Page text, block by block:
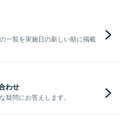
一覧を実施日の新しい順に掲載
わせ
疑問にお答えします。